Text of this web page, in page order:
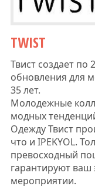
TWIST
Твист создает по
обновления для
35 лет.
Молодежные
модных
Одежду Твист
что и IPEKYOL.
превосходный
гарантируют
мероприятии.